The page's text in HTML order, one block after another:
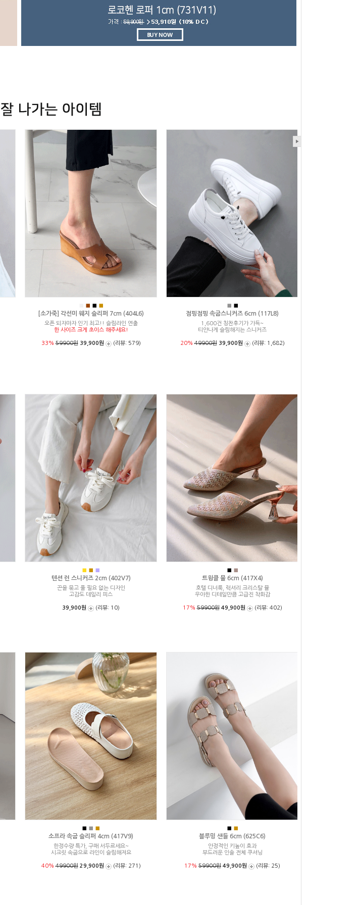
■ ■ ■
[소가죽] 각선미 웨지 슬리퍼 7cm (404L6)
오픈 되자마자 인기 최고!! 슬림라인 연출
한 사이즈 크게 초이스 해주세요!
33%59900원 39,900원 (리뷰: 579)
■ ■
점핑점핑 속굽스니커즈 6cm (117L8)
1,600건 칭찬후기가 가득~
티안나게 슬림해지는 스니커즈
20%49900원 39,900원 (리뷰: 1,682)
■ ■ ■
텐션 런 스니커즈 2cm (402V7)
끈을 묶고 풀 필요 없는 디자인
고감도 데일리 피스
39,900원 (리뷰: 10)
■ ■
트윙클 뮬 6cm (417X4)
호텔 디너룩, 럭셔리 크리스탈 뮬
우아한 디테일만큼 고급진 착화감
17%59900원 49,900원 (리뷰: 402)
■ ■ ■
소프라 속굽 슬리퍼 4cm (417V9)
한정수량 특가, 구매 서두르세요~
시크릿 속굽으로 라인이 슬림해져요
40%49900원 29,900원 (리뷰: 271)
■ ■
블루밍 샌들 6cm (625C6)
안정적인 키높이 효과
부드러운 인솔 전체 쿠셔닝
17% 59900원 49,900원 (리뷰: 25)